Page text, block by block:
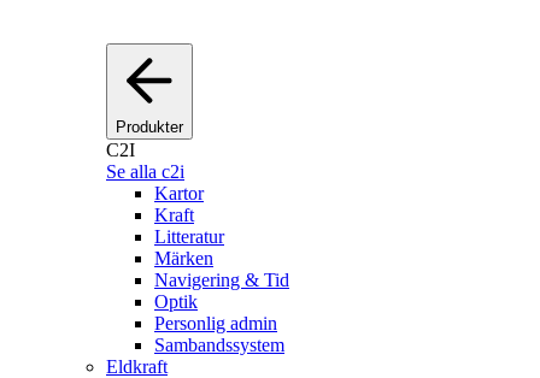
Produkter
C2I
Se alla c2i
Kartor
Kraft
Litteratur
Märken
Navigering & Tid
Optik
Personlig admin
Sambandssystem
Eldkraft